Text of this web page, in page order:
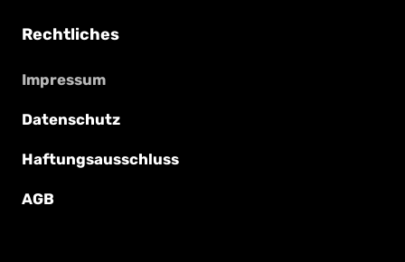
Rechtliches
Impressum
Datenschutz
Haftungsausschluss
AGB